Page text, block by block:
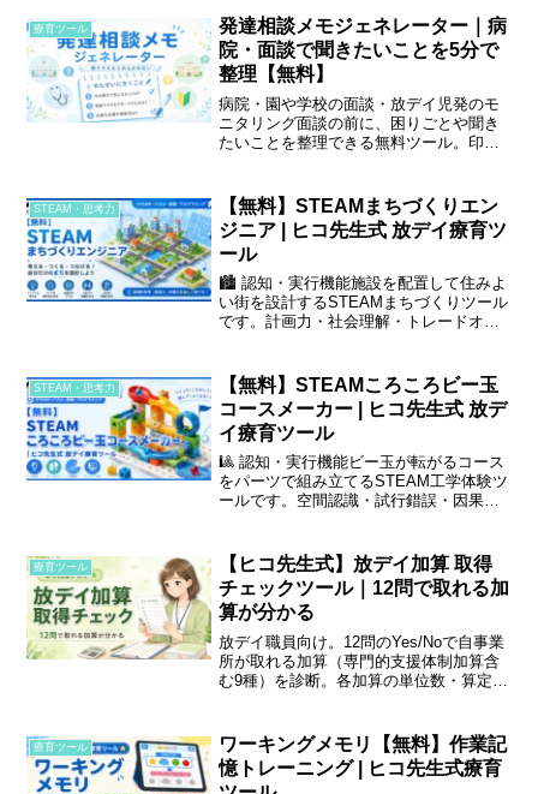
療育ツール
発達相談メモジェネレーター｜病
院・面談で聞きたいことを5分で
整理【無料】
病院・園や学校の面談・放デイ児発のモ
ニタリング面談の前に、困りごとや聞き
たいことを整理できる無料ツール。印
STEAM・思考力
【無料】STEAMまちづくりエン
ジニア | ヒコ先生式 放デイ療育ツ
ール
🏙️ 認知・実行機能施設を配置して住みよ
い街を設計するSTEAMまちづくりツール
です。計画力・社会理解・トレードオフ
STEAM・思考力
【無料】STEAMころころビー玉
コースメーカー | ヒコ先生式 放デ
イ療育ツール
🎱 認知・実行機能ビー玉が転がるコース
をパーツで組み立てるSTEAM工学体験ツ
ールです。空間認識・試行錯誤・因果関
療育ツール
【ヒコ先生式】放デイ加算 取得
チェックツール｜12問で取れる加
算が分かる
放デイ職員向け。12問のYes/Noで自事業
所が取れる加算（専門的支援体制加算含
む9種）を診断。各加算の単位数・算定要
療育ツール
ワーキングメモリ【無料】作業記
憶トレーニング | ヒコ先生式療育